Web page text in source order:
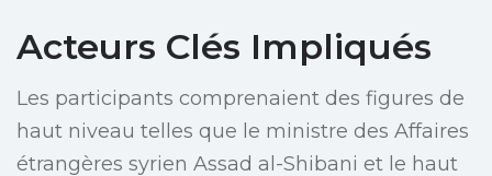
Acteurs Clés Impliqués
Les participants comprenaient des figures de
haut niveau telles que le ministre des Affaires
étrangères syrien Assad al-Shibani et le haut